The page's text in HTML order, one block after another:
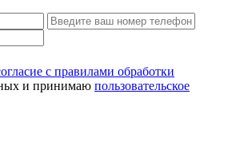
с правилами обработки
и принимаю пользовательское